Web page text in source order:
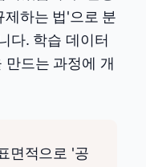
제하는 법'으로 분
다. 학습 데이터
만드는 과정에 개
면적으로 '공